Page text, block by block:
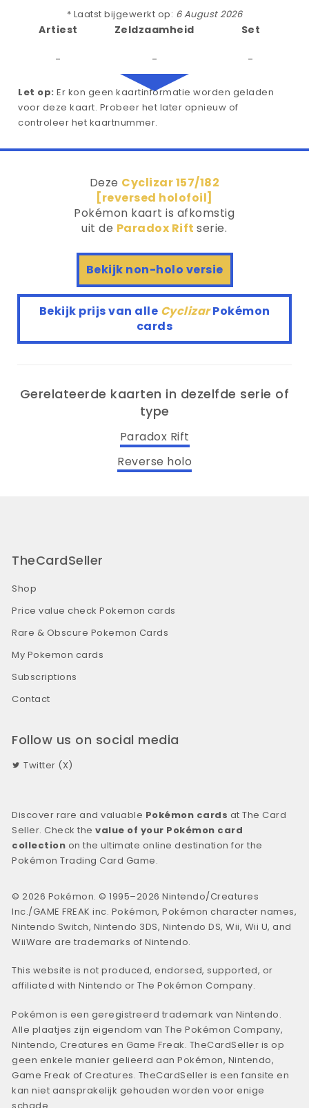
* Laatst bijgewerkt op: 6 August 2026
Artiest
-
Zeldzaamheid
-
Set
-
Let op: Er kon geen kaartinformatie worden geladen
voor deze kaart. Probeer het later opnieuw of
controleer het kaartnummer.
Deze Cyclizar 157/182
[reversed holofoil]
Pokémon kaart is afkomstig
uit de Paradox Riftserie.
Bekijk non-holo versie
Bekijk prijs van alle CyclizarPokémon
cards
Gerelateerde kaarten in dezelfde serie of
type
Paradox Rift
Reverse holo
TheCardSeller
Shop
Price value check Pokemon cards
Rare & Obscure Pokemon Cards
My Pokemon cards
Subscriptions
Contact
Follow us on social media
Twitter (X)
Discover rare and valuable Pokémon cards at The Card
Seller. Check thevalue of your Pokémon card
collection on the ultimate online destination for the
Pokémon Trading Card Game.
© 2026 Pokémon. © 1995–2026 Nintendo/Creatures
Inc./GAME FREAK inc. Pokémon, Pokémon character names,
Nintendo Switch, Nintendo 3DS, Nintendo DS, Wii, Wii U, and
WiiWare are trademarks of Nintendo.
This website is not produced, endorsed, supported, or
affiliated with Nintendo or The Pokémon Company.
Pokémon is een geregistreerd trademark van Nintendo.
Alle plaatjes zijn eigendom van The Pokémon Company,
Nintendo, Creatures en Game Freak. TheCardSeller is op
geen enkele manier gelieerd aan Pokémon, Nintendo,
Game Freak of Creatures. TheCardSeller is een fansite en
kan niet aansprakelijk gehouden worden voor enige
schade.